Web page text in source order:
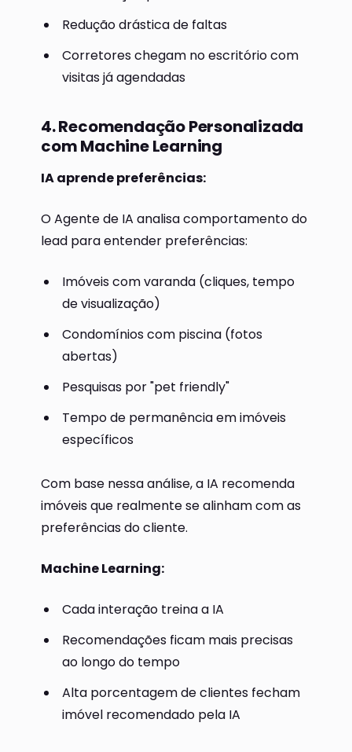
Redução drástica de faltas
Corretores chegam no escritório com
visitas já agendadas
4. Recomendação Personalizada
com Machine Learning
IA aprende preferências:
O Agente de IA analisa comportamento do
lead para entender preferências:
Imóveis com varanda (cliques, tempo
de visualização)
Condomínios com piscina (fotos
abertas)
Pesquisas por "pet friendly"
Tempo de permanência em imóveis
específicos
Com base nessa análise, a IA recomenda
imóveis que realmente se alinham com as
preferências do cliente.
Machine Learning:
Cada interação treina a IA
Recomendações ficam mais precisas
ao longo do tempo
Alta porcentagem de clientes fecham
imóvel recomendado pela IA